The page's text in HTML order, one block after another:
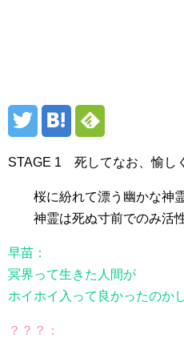
STAGE 1 死してなお、愉し
桜に紛れて漂う幽かな神霊
神霊は死ぬ寸前でのみ活
早苗：
冥界って生きた人間が
ホイホイ入って良かったのか
？？？：